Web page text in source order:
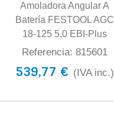
Amoladora Angular A
Batería FESTOOL AGC
18-125 5,0 EBI-Plus
Referencia: 815601
539,77 € (IVA inc.)